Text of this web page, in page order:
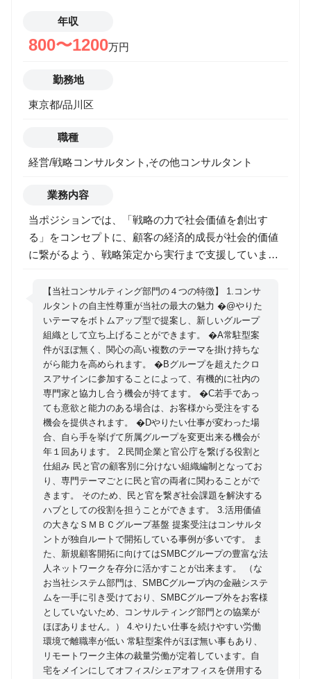
年収
800〜1200万円
勤務地
東京都/品川区
職種
経営/戦略コンサルタント,その他コンサルタント
業務内容
当ポジションでは、「戦略の力で社会価値を創出す
る」をコンセプトに、顧客の経済的成長が社会的価値
に繋がるよう、戦略策定から実行まで支援していま
循環を目指し、各領域のプロフェッショナルが顧客に
伴走型で支援するのが特徴です。 【職務概要】 1. 経
営・事業戦略 存在意義（パーパス）から、どうありた
いか（ビジョン）、到達地点に向けた戦略として中
計・事業戦略の策定を支援 2. サステナビリティ 経
済・社会・環境の価値の創出を、価値創造の文脈を意
識し、財務と非財務がバランスする戦略策定、ESG対
応を支援 3. 事業開発 社会課題を解決するような新規
事業を、スタートアップや自治体等と共創しながらオ
ープンイノベーション型で開発することを支援 4. ブラ
ンディング＆マーケティング デジタルマーケティング
等の手法に飛びつくのではなく、「売れて当たり前の
ロジック」を構築することで、顧客や市場にフィット
するマーケティング戦略を策定し、実行を支援
【当社コンサルティング部門の４つの特徴】 1.コンサ
ルタントの自主性尊重が当社の最大の魅力 �@やりた
いテーマをボトムアップ型で提案し、新しいグループ
組織として立ち上げることができます。 �A常駐型案
件がほぼ無く、関心の高い複数のテーマを掛け持ちな
がら能力を高められます。 �Bグループを超えたクロ
スアサインに参加することによって、有機的に社内の
専門家と協力し合う機会が持てます。 �C若手であっ
ても意欲と能力のある場合は、お客様から受注をする
機会を提供されます。 �Dやりたい仕事が変わった場
合、自ら手を挙げて所属グループを変更出来る機会が
年１回あります。 2.民間企業と官公庁を繋げる役割と
仕組み 民と官の顧客別に分けない組織編制となってお
り、専門テーマごとに民と官の両者に関わることがで
きます。 そのため、民と官を繋ぎ社会課題を解決する
ハブとしての役割を担うことができます。 3.活用価値
の大きなＳＭＢＣグループ基盤 提案受注はコンサルタ
ントが独自ルートで開拓している事例が多いです。 ま
た、新規顧客開拓に向けてはSMBCグループの豊富な法
人ネットワークを存分に活かすことが出来ます。 （な
お当社システム部門は、SMBCグループ内の金融システ
ムを一手に引き受けており、SMBCグループ外をお客様
としていないため、コンサルティング部門との協業が
ほぼありません。） 4.やりたい仕事を続けやすい労働
環境で離職率が低い 常駐型案件がほぼ無い事もあり、
リモートワーク主体の裁量労働が定着しています。自
宅をメインにしてオフィス/シェアオフィスを併用する
運用/資金管理->運用/資金管理
ITエンジニア
マーケティング
その他
希望年収
勤務地
詳細条件
転職タイプ
コンサルファームへの転職
第二新卒可
エンジニアからコンサル
ポストコンサル
未経験からコンサル
業種
コンサルティング
その他
検索条件をクリア